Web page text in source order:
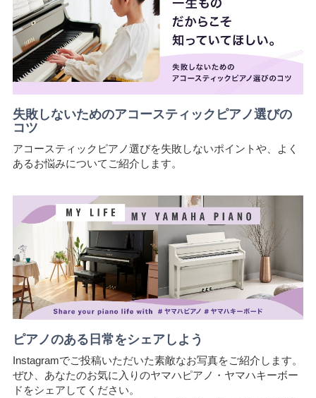
失敗しないためのアコースティックピアノ選びの
コツ
アコースティックピアノ選びを失敗しないポイントや、よく
あるお悩みについてご紹介します。
ピアノのある日常をシェアしよう
Instagramでご投稿いただいた素敵なお写真をご紹介します。
ぜひ、あなたのお気に入りのヤマハピアノ・ヤマハキーボー
ドをシェアしてください。